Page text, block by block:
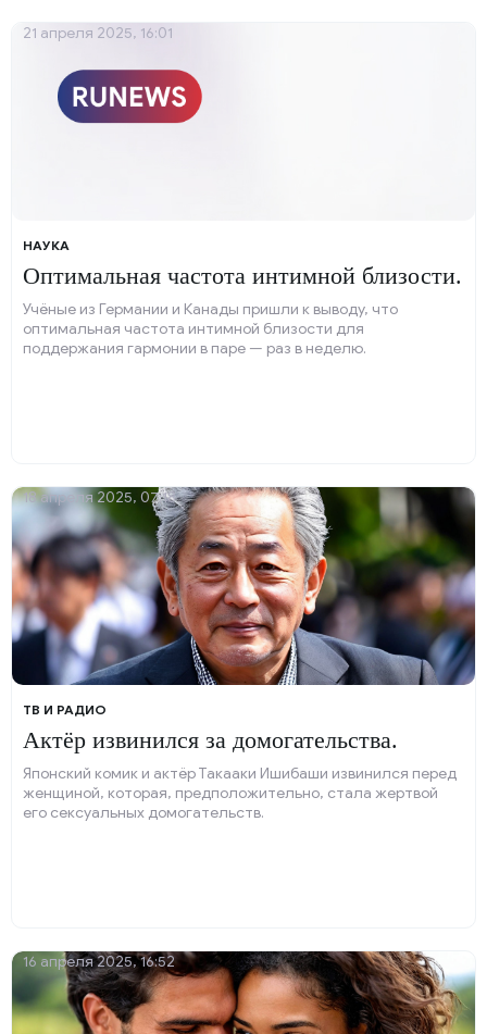
НАУКА
Оптимальная частота интимной близости.
Учёные из Германии и Канады пришли к выводу, что
оптимальная частота интимной близости для
поддержания гармонии в паре — раз в неделю.
21 апреля 2025, 16:01
ТВ И РАДИО
Актёр извинился за домогательства.
Японский комик и актёр Такааки Ишибаши извинился перед
женщиной, которая, предположительно, стала жертвой
его сексуальных домогательств.
18 апреля 2025, 07:18
16 апреля 2025, 16:52